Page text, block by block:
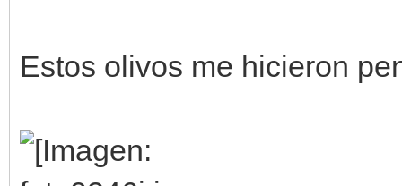
Estos olivos me hicieron